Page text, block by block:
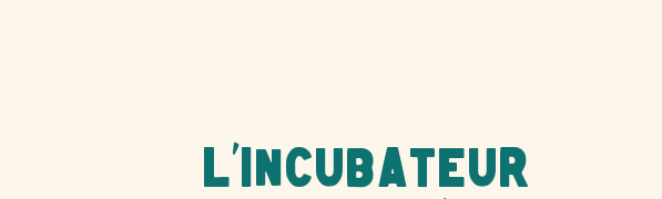
L’incubateur